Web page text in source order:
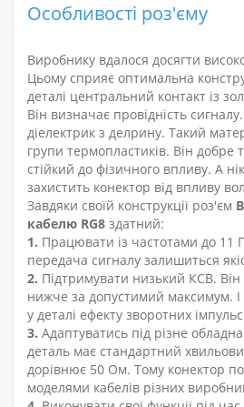
Особливості роз'єму
Виробнику вдалося досягти
Цьому сприяє оптимальна
деталі центральний контакт із
Він визначає провідність
діелектрик з делрину. Такий
групи термопластиків. Він добре
стійкий до фізичного впливу. А
захистить конектор від впливу
Завдяки своїй конструкції роз'єм
кабелю RG8 здатний:
1. Працювати із частотами до 11
передача сигналу залишиться
2. Підтримувати низький КСВ.
нижче за допустимий максимум. І
у деталі ефекту зворотних
3. Адаптуватись під різне
деталь має стандартний
дорівнює 50 Ом. Тому конектор
моделями кабелів різних